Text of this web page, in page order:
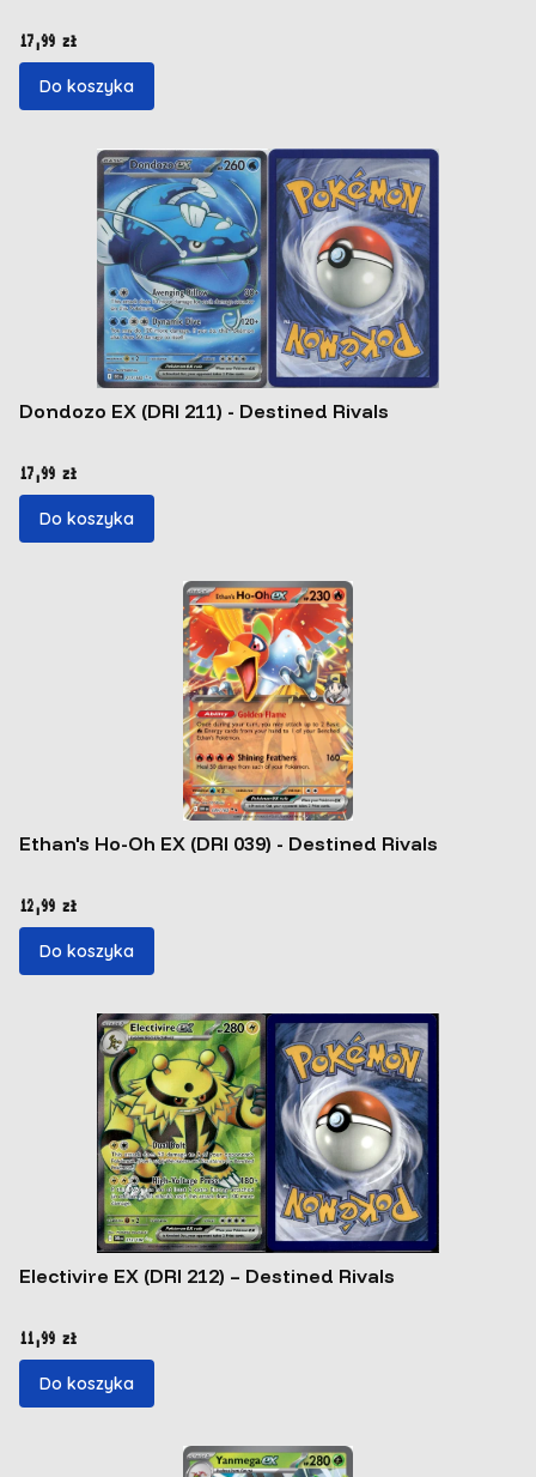
Cena
17,99 zł
Do koszyka
Dondozo EX (DRI 211) - Destined Rivals
Cena
17,99 zł
Do koszyka
Ethan's Ho-Oh EX (DRI 039) - Destined Rivals
Cena
12,99 zł
Do koszyka
Electivire EX (DRI 212) – Destined Rivals
Cena
11,99 zł
Do koszyka